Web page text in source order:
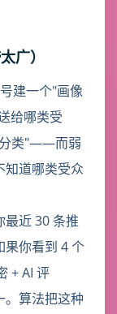
广）
建一个"画像
给哪类受
分类"——而弱
知道哪类受众
最近 30 条推
果你看到 4 个
+ AI 评
。算法把这种